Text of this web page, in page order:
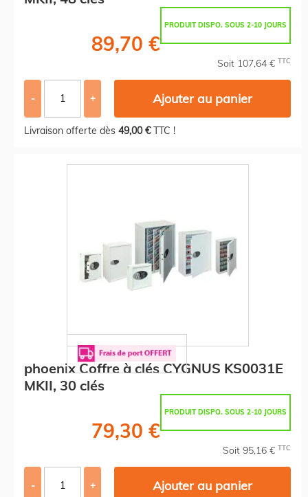
PRODUIT DISPO. SOUS 2-10 JOURS
89,70 €
Soit 107,64 € TTC
- + Ajouter au panier
Livraison offerte dès 49,00 €TTC !
phoenix Coffre à clés CYGNUS KS0031E
MKII, 30 clés
PRODUIT DISPO. SOUS 2-10 JOURS
79,30 €
Soit 95,16 € TTC
- + Ajouter au panier